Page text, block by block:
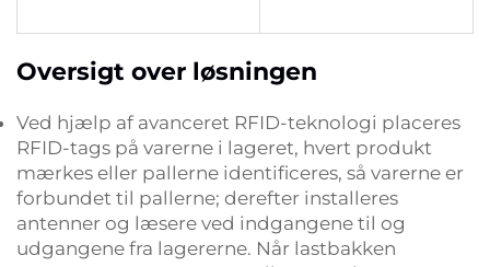
Oversigt over løsningen
Ved hjælp af avanceret RFID-teknologi placeres
RFID-tags på varerne i lageret, hvert produkt
mærkes eller pallerne identificeres, så varerne er
forbundet til pallerne; derefter installeres
antenner og læsere ved indgangene til og
udgangene fra lagererne. Når lastbakken